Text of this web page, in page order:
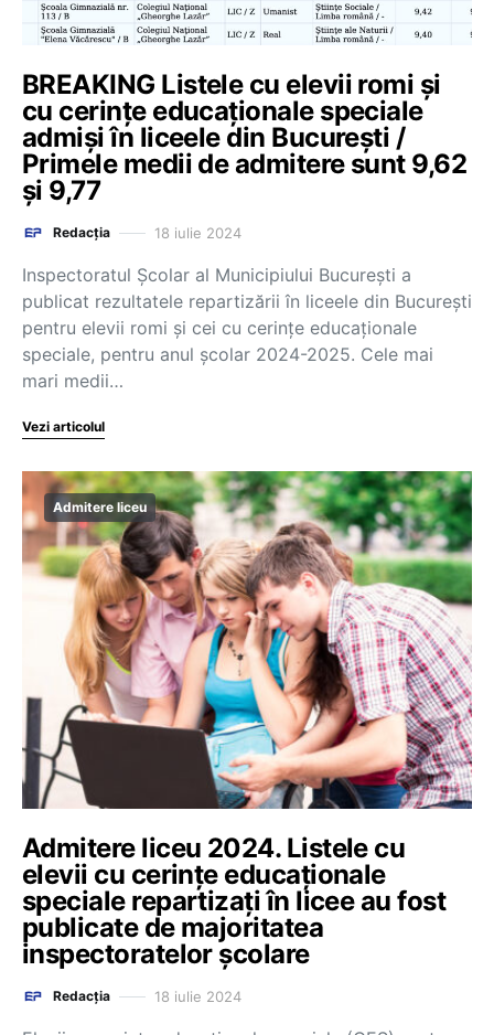
BREAKING Listele cu elevii romi și
cu cerințe educaționale speciale
admiși în liceele din București /
Primele medii de admitere sunt 9,62
și 9,77
Redacția 18 iulie 2024
Inspectoratul Școlar al Municipiului București a
publicat rezultatele repartizării în liceele din București
pentru elevii romi și cei cu cerințe educaționale
speciale, pentru anul școlar 2024-2025. Cele mai
mari medii…
Vezi articolul
Admitere liceu
Admitere liceu 2024. Listele cu
elevii cu cerințe educaționale
speciale repartizați în licee au fost
publicate de majoritatea
inspectoratelor școlare
Redacția 18 iulie 2024